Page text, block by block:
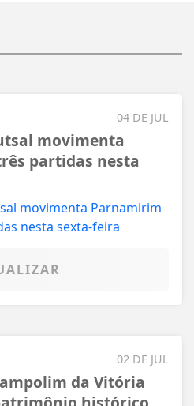
04 DE JUL
movimenta
partidas nesta
02 DE JUL
da Vitória